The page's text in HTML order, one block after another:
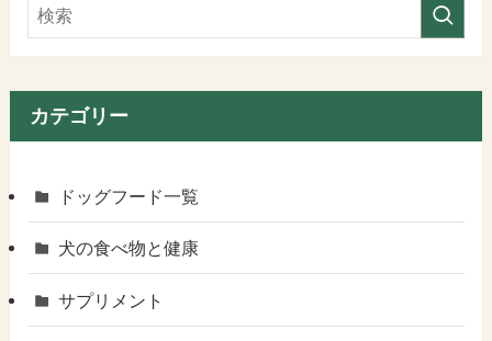
カテゴリー
ドッグフード一覧
犬の食べ物と健康
サプリメント